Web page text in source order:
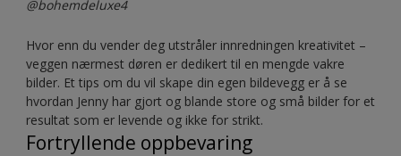
@bohemdeluxe4
Hvor enn du vender deg utstråler innredningen kreativitet –
veggen nærmest døren er dedikert til en mengde vakre
bilder. Et tips om du vil skape din egen bildevegg er å se
hvordan Jenny har gjort og blande store og små bilder for et
resultat som er levende og ikke for strikt.
Fortryllende oppbevaring